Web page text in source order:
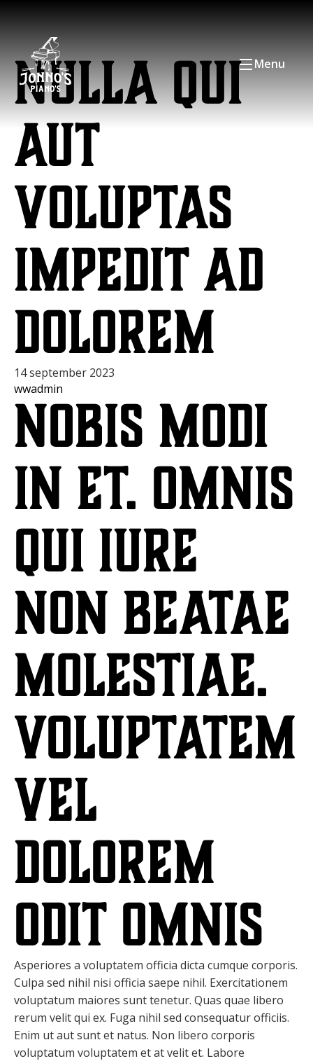
Menu
Nulla qui
aut
voluptas
impedit ad
dolorem
14 september 2023
wwadmin
Nobis modi
in et. Omnis
qui iure
non beatae
molestiae.
Voluptatem
vel
dolorem
odit omnis
Asperiores a voluptatem officia dicta cumque corporis.
Culpa sed nihil nisi officia saepe nihil. Exercitationem
voluptatum maiores sunt tenetur. Quas quae libero
rerum velit qui ex. Fuga nihil sed consequatur officiis.
Enim ut aut sunt et natus. Non libero corporis
voluptatum voluptatem et at velit et. Labore